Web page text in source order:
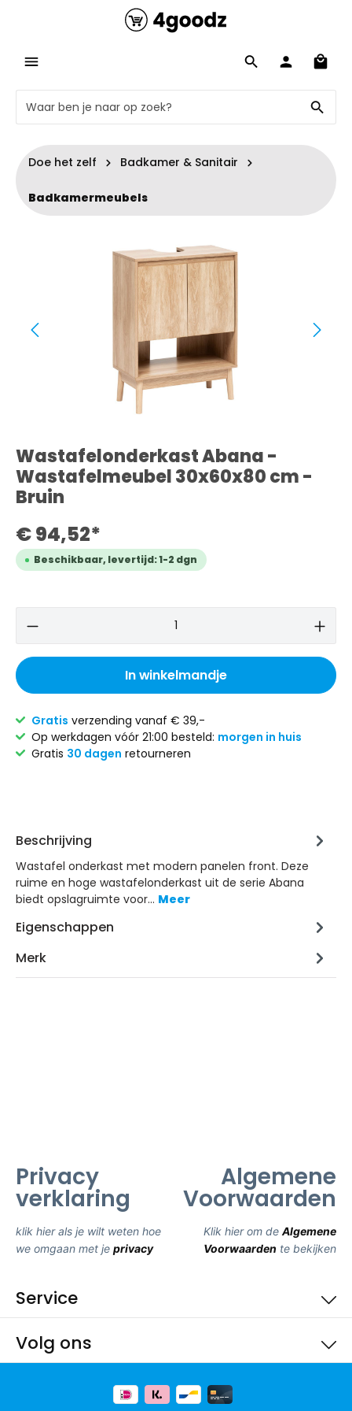
Doe het zelf Badkamer & Sanitair
Badkamermeubels
Wastafelonderkast Abana -
Wastafelmeubel 30x60x80 cm -
Bruin
€ 94,52*
Beschikbaar, levertijd: 1-2 dgn
In winkelmandje
Gratis verzending vanaf € 39,-
Op werkdagen vóór 21:00 besteld: morgen in huis
Gratis 30 dagen retourneren
Beschrijving
Wastafel onderkast met modern panelen front. Deze
ruime en hoge wastafelonderkast uit de serie Abana
biedt opslagruimte voor… Meer
Eigenschappen
Merk
Privacy
verklaring
klik hier als je wilt weten hoe
we omgaan met je privacy
Algemene
Voorwaarden
Klik hier om de Algemene
Voorwaarden te bekijken
Volg ons
Service